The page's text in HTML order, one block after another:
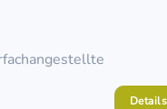
Details